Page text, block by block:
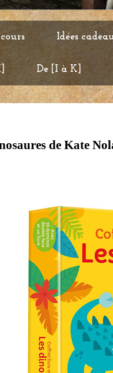
Idées
De [I à K]
de Kate